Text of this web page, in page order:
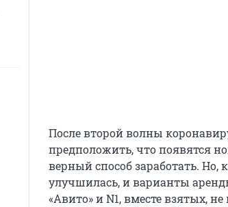
После второй волны
предположить, что появятся
верный способ заработать. Но,
улучшилась, и варианты
«Авито» и N1, вместе взятых,